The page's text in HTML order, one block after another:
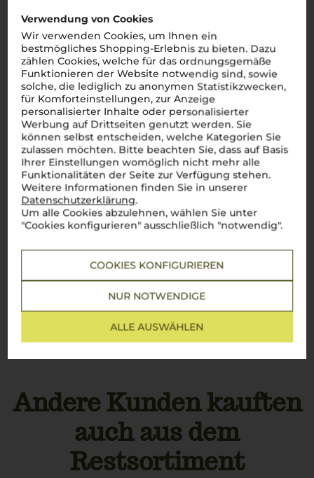
Verwendung von Cookies
Wir verwenden Cookies, um Ihnen ein
bestmögliches Shopping-Erlebnis zu bieten. Dazu
zählen Cookies, welche für das ordnungsgemäße
Funktionieren der Website notwendig sind, sowie
solche, die lediglich zu anonymen Statistikzwecken,
für Komforteinstellungen, zur Anzeige
personalisierter Inhalte oder personalisierter
Werbung auf Drittseiten genutzt werden. Sie
können selbst entscheiden, welche Kategorien Sie
zulassen möchten. Bitte beachten Sie, dass auf Basis
Ihrer Einstellungen womöglich nicht mehr alle
Funktionalitäten der Seite zur Verfügung stehen.
Weitere Informationen finden Sie in unserer
Datenschutzerklärung.
Um alle Cookies abzulehnen, wählen Sie unter
"Cookies konfigurieren" ausschließlich "notwendig".
COOKIES KONFIGURIEREN
NUR NOTWENDIGE
ALLE AUSWÄHLEN
Steckbrief
Artikelnummer
W14336
Bezeichnung
Grappa
Weinart
Spirituosen
g.U./ g.g.A
Barbera
Nebbiolo
Alkoholgehalt
Lagerpotential
2027
Verschluss
Kunststoffkorken
Hersteller / Importeur
Bocchino C. & C. SpA -
Via Giovanni Battista
Giuliani, 87 - 14053
Land
Italien
Füllmenge
0,7 L
Andere Kunden kauften
auch aus dem
Restsortiment